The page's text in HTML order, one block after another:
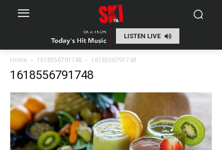
LISTEN LIVE
Home 1618556791748 1618556791748
1618556791748